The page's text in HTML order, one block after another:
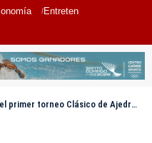
Entretenimiento
Clásico de Ajedrez Infantil y Juvenil 2025